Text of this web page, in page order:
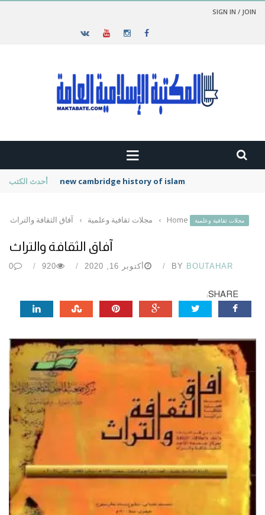
SIGN IN / JOIN
أحدث الكتب new cambridge history of islam
مجلات ثقافية وعلمية Home
› مجلات ثقافية وعلمية › آفاق الثقافة والتراث
آفاق الثقافة والتراث
BY BOUTAHAR أكتوبر 16, 2020 920
0
SHARE: